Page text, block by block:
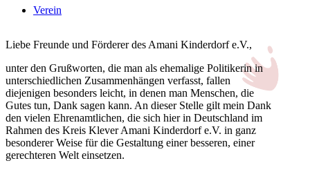
Verein
Liebe Freunde und Förderer des Amani Kinderdorf e.V.,
unter den Grußworten, die man als ehemalige Politikerin in
unterschiedlichen Zusammenhängen verfasst, fallen
diejenigen besonders leicht, in denen man Menschen, die
Gutes tun, Dank sagen kann. An dieser Stelle gilt mein Dank
den vielen Ehrenamtlichen, die sich hier in Deutschland im
Rahmen des Kreis Klever Amani Kinderdorf e.V. in ganz
besonderer Weise für die Gestaltung einer besseren, einer
gerechteren Welt einsetzen.